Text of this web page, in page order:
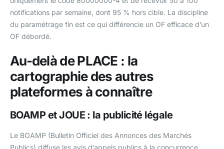
notifications par semaine, dont 95 % hors cible. La discipline
du paramétrage fin est ce qui différencie un OF efficace d’un
OF débordé.
Au-delà de PLACE : la
cartographie des autres
plateformes à connaître
BOAMP et JOUE : la publicité légale
Le BOAMP (Bulletin Officiel des Annonces des Marchés
Publics) diffuse les avis d’appels publics à la concurrence